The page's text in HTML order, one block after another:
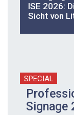
ISE 2026:
Sicht von
SPECIAL
Signage